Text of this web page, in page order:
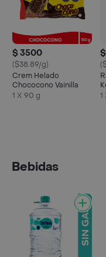
$ 3500
($38.89/g)
Crem Helado
Chococono Vainilla
1 X 90 g
1
Bebidas